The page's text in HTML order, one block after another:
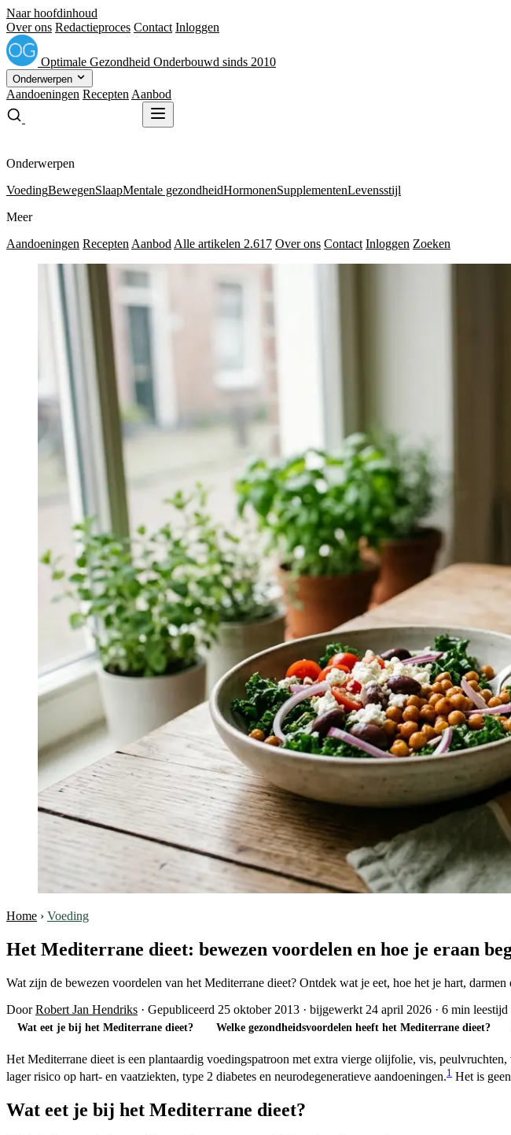
Naar hoofdinhoud
Over ons Redactieproces Contact Inloggen
Optimale Gezondheid Onderbouwd sinds 2010
Onderwerpen
Aandoeningen Recepten Aanbod
Onderwerpen
VoedingBewegenSlaapMentale gezondheidHormonenSupplementenLevensstijl
Meer
Aandoeningen Recepten Aanbod Alle artikelen 2.617 Over ons Contact Inloggen Zoeken
Home › Voeding
Het Mediterrane dieet: bewezen voordelen en hoe je eraan
Wat zijn de bewezen voordelen van het Mediterrane dieet? Ontdek wat je eet, hoe het je hart,
DoorRobert Jan Hendriks · Gepubliceerd 25 oktober 2013 · bijgewerkt 24 april 2026 · 6 min leestijd
Wat eet je bij het Mediterrane dieet? Welke gezondheidsvoordelen heeft het Mediterrane dieet?
Het Mediterrane dieet is een plantaardig voedingspatroon met extra vierge olijfolie, vis,
lager risico op hart- en vaatziekten, type 2 diabetes en neurodegeneratieve aandoeningen.1 Het is
Wat eet je bij het Mediterrane dieet?